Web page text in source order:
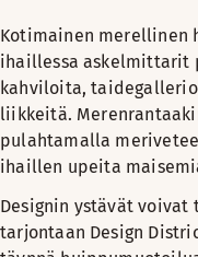
Kotimainen merellinen
ihaillessa askelmittarit
kahviloita,
liikkeitä.
pulahtamalla
ihaillen upeita
Designin ystävät
tarjontaan Design